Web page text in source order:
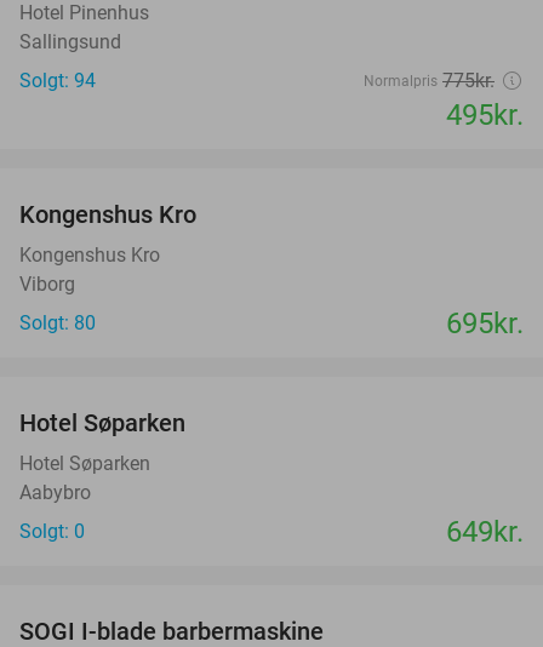
Hotel Pinenhus
Sallingsund
Solgt: 94
Normalpris 775kr.
495kr.
Kongenshus Kro
Kongenshus Kro
Viborg
Solgt: 80
695kr.
Hotel Søparken
Hotel Søparken
Aabybro
Solgt: 0
649kr.
SOGI I-blade barbermaskine